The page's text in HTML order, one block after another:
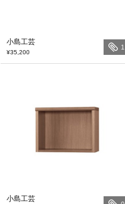
小島工芸
¥35,200
1
小島工芸